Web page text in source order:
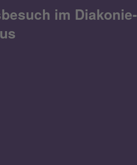
im Diakonie-